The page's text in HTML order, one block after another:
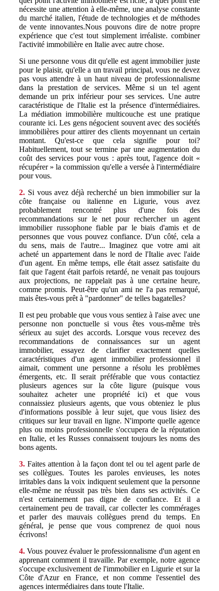
nécessite une attention à elle-même, une analyse constante
du marché italien, l'étude de technologies et de méthodes
de vente innovantes.Nous pouvons dire de notre propre
expérience que c'est tout simplement irréaliste. combiner
l'activité immobilière en Italie avec autre chose.
Si une personne vous dit qu'elle est agent immobilier juste
pour le plaisir, qu'elle a un travail principal, vous ne devez
pas vous attendre à un haut niveau de professionnalisme
dans la prestation de services. Même si un tel agent
demande un prix inférieur pour ses services. Une autre
caractéristique de l'Italie est la présence d'intermédiaires.
La médiation immobilière multicouche est une pratique
courante ici. Les gens négocient souvent avec des sociétés
immobilières pour attirer des clients moyennant un certain
montant. Qu'est-ce que cela signifie pour toi?
Habituellement, tout se termine par une augmentation du
coût des services pour vous : après tout, l'agence doit «
récupérer » la commission qu'elle a versée à l'intermédiaire
pour vous.
2. Si vous avez déjà recherché un bien immobilier sur la
côte française ou italienne en Ligurie, vous avez
probablement rencontré plus d'une fois des
recommandations sur le net pour rechercher un agent
immobilier russophone fiable par le biais d'amis et de
personnes que vous pouvez confiance. D'un côté, cela a
du sens, mais de l'autre... Imaginez que votre ami ait
acheté un appartement dans le nord de l'Italie avec l'aide
d'un agent. En même temps, elle était assez satisfaite du
fait que l'agent était parfois retardé, ne venait pas toujours
aux projections, ne rappelait pas à une certaine heure,
comme promis. Peut-être qu'un ami ne l'a pas remarqué,
mais êtes-vous prêt à "pardonner" de telles bagatelles?
Il est peu probable que vous vous sentiez à l'aise avec une
personne non ponctuelle si vous êtes vous-même très
sérieux au sujet des accords. Lorsque vous recevez des
recommandations de connaissances sur un agent
immobilier, essayez de clarifier exactement quelles
caractéristiques d'un agent immobilier professionnel il
aimait, comment une personne a résolu les problèmes
émergents, etc. Il serait préférable que vous contactiez
plusieurs agences sur la côte ligure (puisque vous
souhaitez acheter une propriété ici) et que vous
connaissiez plusieurs agents, que vous obteniez le plus
d'informations possible à leur sujet, que vous lisiez des
critiques sur leur travail en ligne. N'importe quelle agence
plus ou moins professionnelle s'occupera de la réputation
en Italie, et les Russes connaissent toujours les noms des
bons agents.
3. Faites attention à la façon dont tel ou tel agent parle de
ses collègues. Toutes les paroles envieuses, les notes
irritables dans la voix indiquent seulement que la personne
elle-même ne réussit pas très bien dans ses activités. Ce
n'est certainement pas digne de confiance. Et il a
certainement peu de travail, car collecter les commérages
et parler des mauvais collègues prend du temps. En
général, je pense que vous comprenez de quoi nous
écrivons!
4. Vous pouvez évaluer le professionnalisme d'un agent en
apprenant comment il travaille. Par exemple, notre agence
s'occupe exclusivement de l'immobilier en Ligurie et sur la
Côte d'Azur en France, et non comme l'essentiel des
agences intermédiaires dans toute l'Italie.